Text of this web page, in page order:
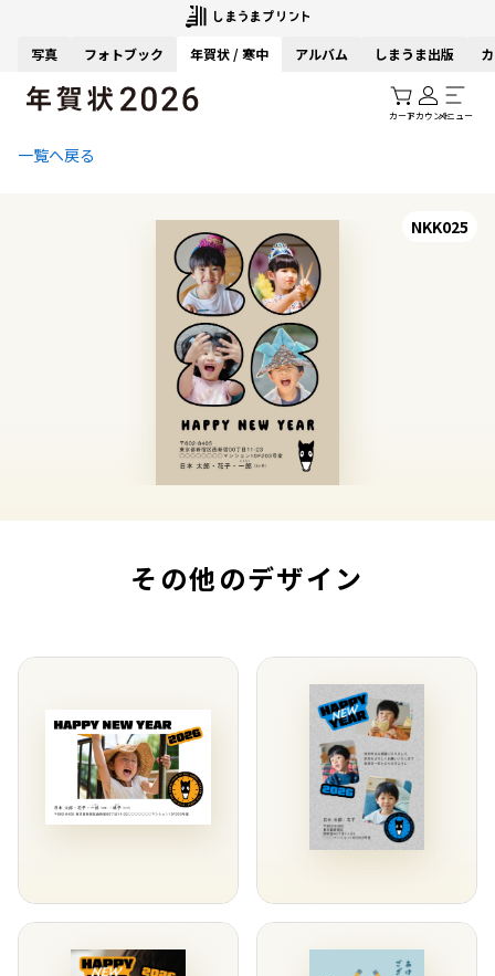
写真 フォトブック 年賀状 / 寒中 アルバム しまうま出版
カートアカウントメニュー
一覧へ戻る
NKK025
その他のデザイン